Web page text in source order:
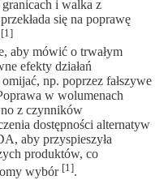
i walka z
się na poprawę
[1]
aby mówić o trwałym
efekty działań
np. poprzez fałszywe
w wolumenach
z czynników
dostępności alternatyw
aby przyspieszyła
produktów, co
wybór [1].